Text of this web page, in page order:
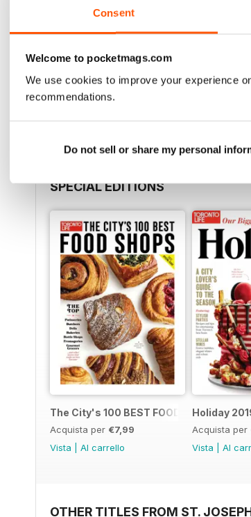
Consent
Welcome to pocketmags.com
We use cookies to improve your experience
recommendations.
Do not sell or share my personal
July 2026
Acquista per€7,99
Vista|Al carrello
Acquista per
SPECIAL EDITIONS
The City's 100 BEST FOOD SHOPS
Acquista per €7,99
Vista
Al carrello
Holiday
Acquista per
Vista
Al
OTHER TITLES FROM ST.